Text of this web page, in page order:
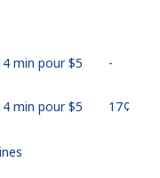
min pour ⁦$5⁩ -
min pour ⁦$5⁩ ⁦17¢⁩